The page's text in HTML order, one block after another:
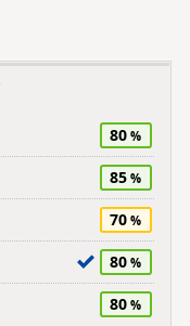
80
85
70
80
80